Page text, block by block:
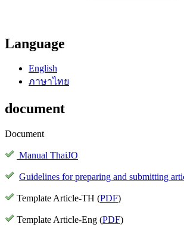
Language
English
ภาษาไทย
document
Document
Manual ThaiJO
Guidelines for preparing and submitting
Template Article-TH (PDF)
Template Article-Eng (PDF)